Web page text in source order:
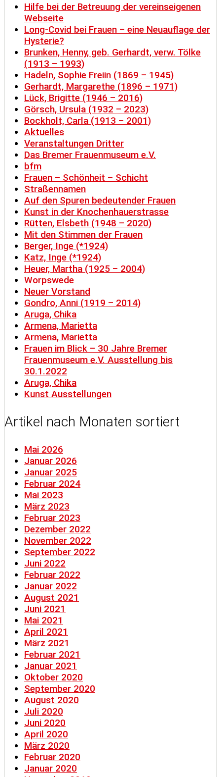
Hilfe bei der Betreuung der vereinseigenen
Webseite
Long-Covid bei Frauen – eine Neuauflage der
Hysterie?
Brunken, Henny, geb. Gerhardt, verw. Tölke
(1913 – 1993)
Hadeln, Sophie Freiin (1869 – 1945)
Gerhardt, Margarethe (1896 – 1971)
Lück, Brigitte (1946 – 2016)
Görsch, Ursula (1932 – 2023)
Bockholt, Carla (1913 – 2001)
Aktuelles
Veranstaltungen Dritter
Das Bremer Frauenmuseum e.V.
bfm
Frauen – Schönheit – Schicht
Straßennamen
Auf den Spuren bedeutender Frauen
Kunst in der Knochenhauerstrasse
Rütten, Elsbeth (1948 – 2020)
Mit den Stimmen der Frauen
Berger, Inge (*1924)
Katz, Inge (*1924)
Heuer, Martha (1925 – 2004)
Worpswede
Neuer Vorstand
Gondro, Anni (1919 – 2014)
Aruga, Chika
Armena, Marietta
Armena, Marietta
Frauen im Blick – 30 Jahre Bremer
Frauenmuseum e.V. Ausstellung bis
30.1.2022
Aruga, Chika
Kunst Ausstellungen
Artikel nach Monaten sortiert
Mai 2026
Januar 2026
Januar 2025
Februar 2024
Mai 2023
März 2023
Februar 2023
Dezember 2022
November 2022
September 2022
Juni 2022
Februar 2022
Januar 2022
August 2021
Juni 2021
Mai 2021
April 2021
März 2021
Februar 2021
Januar 2021
Oktober 2020
September 2020
August 2020
Juli 2020
Juni 2020
April 2020
März 2020
Februar 2020
Januar 2020